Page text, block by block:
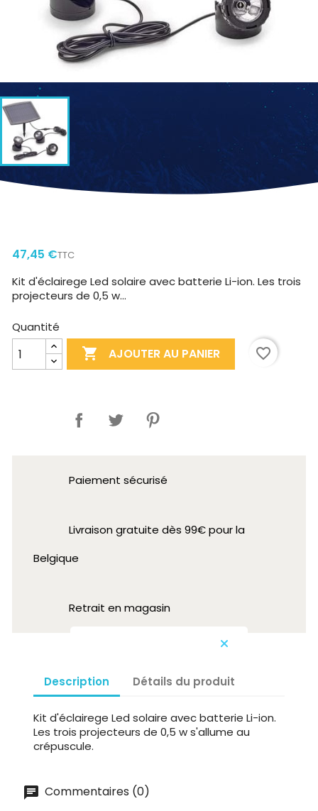
47,45 €TTC
Kit d'éclairege Led solaire avec batterie Li-ion. Les trois
projecteurs de 0,5 w...
Quantité
 AJOUTER AU PANIER favorite_border
Paiement sécurisé
Livraison gratuite dès 99€ pour la
Belgique
Retrait en magasin
Description Détails du produit
Kit d'éclairege Led solaire avec batterie Li-ion.
Les trois projecteurs de 0,5 w s'allume au
crépuscule.
Commentaires (0)